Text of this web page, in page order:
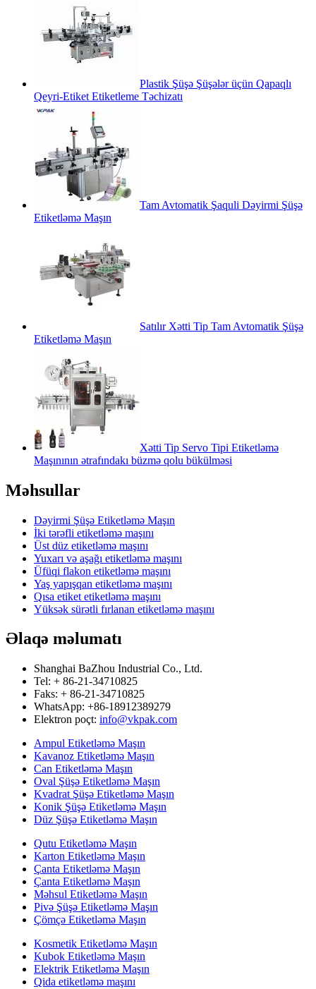
Plastik Şüşə Şüşələr üçün Qapaqlı
Qeyri-Etiket Etiketleme Təchizatı
Tam Avtomatik Şaquli Dəyirmi Şüşə
Etiketləmə Maşın
Satılır Xətti Tip Tam Avtomatik Şüşə
Etiketləmə Maşın
Xətti Tip Servo Tipi Etiketləmə
Maşınının ətrafındakı büzmə qolu bükülməsi
Məhsullar
Dəyirmi Şüşə Etiketləmə Maşın
İki tərəfli etiketləmə maşını
Üst düz etiketləmə maşını
Yuxarı və aşağı etiketləmə maşını
Üfüqi flakon etiketləmə maşını
Yaş yapışqan etiketləmə maşını
Qısa etiket etiketləmə maşını
Yüksək sürətli fırlanan etiketləmə maşını
Əlaqə məlumatı
Shanghai BaZhou Industrial Co., Ltd.
Tel: + 86-21-34710825
Faks: + 86-21-34710825
WhatsApp: +86-18912389279
Elektron poçt: info@vkpak.com
Ampul Etiketləmə Maşın
Kavanoz Etiketləmə Maşın
Can Etiketləmə Maşın
Oval Şüşə Etiketləmə Maşın
Kvadrat Şüşə Etiketləmə Maşın
Konik Şüşə Etiketləmə Maşın
Düz Şüşə Etiketləmə Maşın
Qutu Etiketləmə Maşın
Karton Etiketləmə Maşın
Çanta Etiketləmə Maşın
Çanta Etiketləmə Maşın
Məhsul Etiketləmə Maşın
Pivə Şüşə Etiketləmə Maşın
Çömçə Etiketləmə Maşın
Kosmetik Etiketləmə Maşın
Kubok Etiketləmə Maşın
Elektrik Etiketləmə Maşın
Qida etiketləmə maşını